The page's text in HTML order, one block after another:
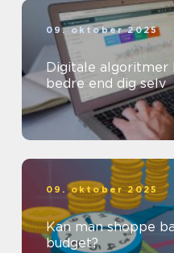
09. oktober 2025
Digitale algoritmer
bedre end dig selv
09. oktober 2025
Kan man shoppe
budget?